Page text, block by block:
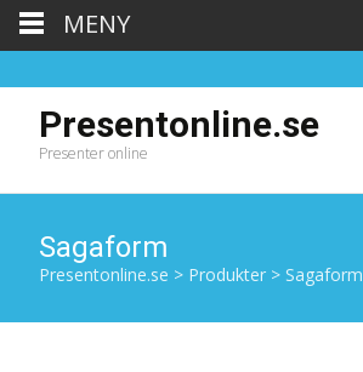
Presentonline.se
Presenter online
Sagaform
Presentonline.se > Produkter > Sagaform
MENY